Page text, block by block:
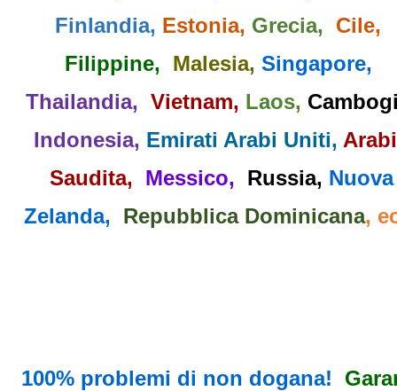
Finlandia, Estonia, Grecia,
Cile,
Filippine,
Malesia, Singapore,
Thailandia, Vietnam, Laos,
Indonesia, Emirati Arabi Uniti,
Saudita,
Messico, Russia, Nuova
Zelanda, Repubblica Dominicana,
100% problemi di non dogana!